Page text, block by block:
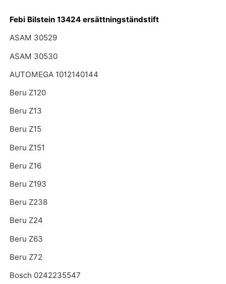
Febi Bilstein 13424 ersättningständstift
ASAM 30529
ASAM 30530
AUTOMEGA 1012140144
Beru Z120
Beru Z13
Beru Z15
Beru Z151
Beru Z16
Beru Z193
Beru Z238
Beru Z24
Beru Z63
Beru Z72
Bosch 0242235547